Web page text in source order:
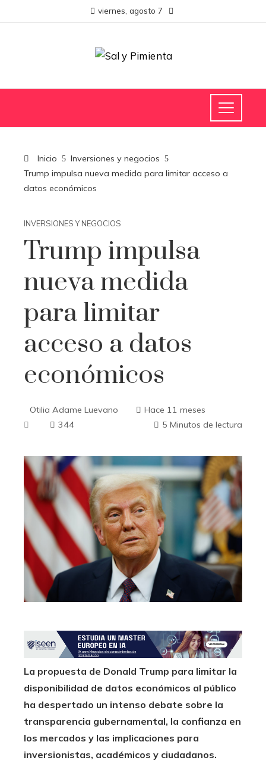
viernes, agosto 7
Inicio
Inversiones y negocios
Trump impulsa nueva medida para limitar acceso a
datos económicos
INVERSIONES Y NEGOCIOS
Trump impulsa
nueva medida
para limitar
acceso a datos
económicos
Otilia Adame Luevano
Hace 11 meses
344
5 Minutos de lectura
La propuesta de Donald Trump para limitar la
disponibilidad de datos económicos al público
ha despertado un intenso debate sobre la
transparencia gubernamental, la confianza en
los mercados y las implicaciones para
inversionistas, académicos y ciudadanos.